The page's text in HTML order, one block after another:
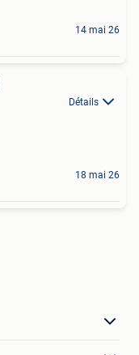
14 mai 26
Détails
18 mai 26